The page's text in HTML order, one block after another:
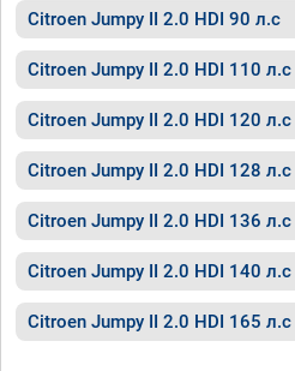
Citroen Jumpy II 2.0 HDI 90 л.с
Citroen Jumpy II 2.0 HDI 110 л.с
Citroen Jumpy II 2.0 HDI 120 л.с
Citroen Jumpy II 2.0 HDI 128 л.с
Citroen Jumpy II 2.0 HDI 136 л.с
Citroen Jumpy II 2.0 HDI 140 л.с
Citroen Jumpy II 2.0 HDI 165 л.с